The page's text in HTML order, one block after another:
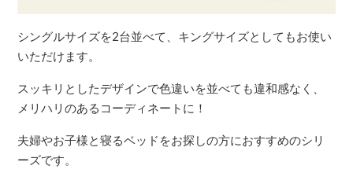
シングルサイズを2台並べて、キングサイズとしてもお使い
いただけます。
スッキリとしたデザインで色違いを並べても違和感なく、
メリハリのあるコーディネートに！
夫婦やお子様と寝るベッドをお探しの方におすすめのシリ
ーズです。